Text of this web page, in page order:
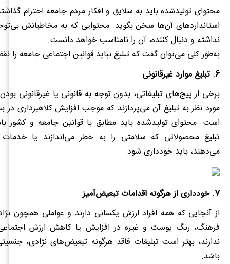
محتوای تولیدشده باید به سلایق و افکار مردم جامعه احترام
استانداردهای آن‌ها سخن بگوید. محتوایی که به مخاطبانش
نداشته و دنبال کننده، آن را نامناسب خواهد دانست.
به‌طور کلی می‌توان گفت که تبلیغ نباید قوانین اجتماعی جامعه را
6. تبلیغ موارد غیرقانونی
برخی از پیج‌های تبلیغاتی، بدون توجه به قانونی یا غیرقانونی
مورد نظر به تبلیغ آن می‌پردازند که موجب افزایش کلاهبرداری‌
‌است. محتوای تولیدشده باید مطابق با قوانین جامعه و کشور
تبلیغ محصولاتی که سلامتی را به خطر می‌اندازند یا خدمات
می‌دهند، باید خودداری شود.
7. خودداری از هرگونه اقدامات تبعیض‌آمیز
از آنجایی که همه افراد ارزش یکسانی دارند و عواملی همچون
فرهنگ، رنگ پوست و غیره در افزایش یا کاهش ارزش
ندارند، بهتر است تبلیغات فاقد هرگونه تبعیض‌های نژادی،
باشد.